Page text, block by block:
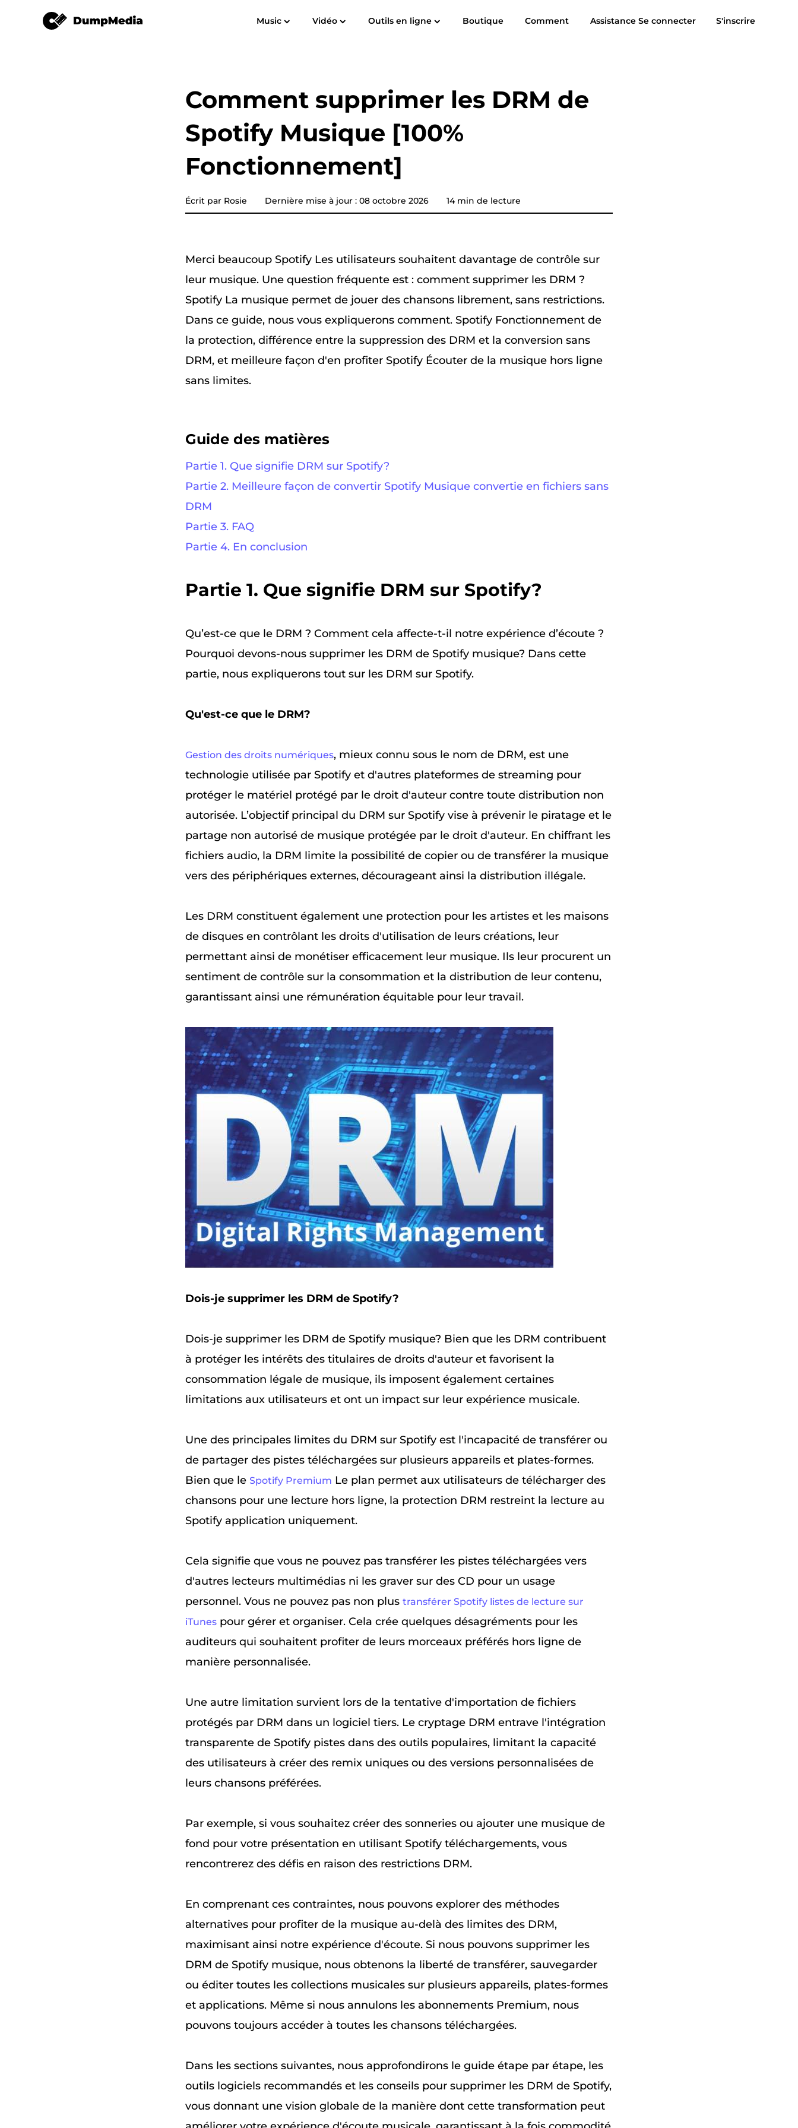
Music
Apple Music Converter
Convertisseur de musique
YouTube
Amazon Music Converter Convertisseur audible
Convertisseur de musique
Pandora
Convertisseur de musique en
ligne
Convertisseur de musique
SoundCloud
Vidéo Outils en ligne Boutique Comment Assistance Se connecter S'inscrire
Spotify Music Converter Guide de l'utilisateur FAQAvis Téléchargement gratuit Acheter
Comment supprimer les DRM de
Spotify Musique [100%
Fonctionnement]
Écrit par Rosie Dernière mise à jour : 08 octobre 2026 14 min de lecture
Merci beaucoup Spotify Les utilisateurs souhaitent davantage de contrôle sur
leur musique. Une question fréquente est : comment supprimer les DRM ?
Spotify La musique permet de jouer des chansons librement, sans restrictions.
Dans ce guide, nous vous expliquerons comment. Spotify Fonctionnement de
la protection, différence entre la suppression des DRM et la conversion sans
DRM, et meilleure façon d'en profiter Spotify Écouter de la musique hors ligne
sans limites.
Guide des matières
Partie 1. Que signifie DRM sur Spotify?
Partie 2. Meilleure façon de convertir Spotify Musique convertie en fichiers sans
DRM
Partie 3. FAQ
Partie 4. En conclusion
Partie 1. Que signifie DRM sur Spotify?
Qu’est-ce que le DRM ? Comment cela affecte-t-il notre expérience d’écoute ?
Pourquoi devons-nous supprimer les DRM de Spotify musique? Dans cette
partie, nous expliquerons tout sur les DRM sur Spotify.
Qu'est-ce que le DRM?
Gestion des droits numériques, mieux connu sous le nom de DRM, est une
technologie utilisée par Spotify et d'autres plateformes de streaming pour
protéger le matériel protégé par le droit d'auteur contre toute distribution non
autorisée. L’objectif principal du DRM sur Spotify vise à prévenir le piratage et le
partage non autorisé de musique protégée par le droit d'auteur. En chiffrant les
fichiers audio, la DRM limite la possibilité de copier ou de transférer la musique
vers des périphériques externes, décourageant ainsi la distribution illégale.
Les DRM constituent également une protection pour les artistes et les maisons
de disques en contrôlant les droits d'utilisation de leurs créations, leur
permettant ainsi de monétiser efficacement leur musique. Ils leur procurent un
sentiment de contrôle sur la consommation et la distribution de leur contenu,
garantissant ainsi une rémunération équitable pour leur travail.
Dois-je supprimer les DRM de Spotify?
Dois-je supprimer les DRM de Spotify musique? Bien que les DRM contribuent
à protéger les intérêts des titulaires de droits d'auteur et favorisent la
consommation légale de musique, ils imposent également certaines
limitations aux utilisateurs et ont un impact sur leur expérience musicale.
Une des principales limites du DRM sur Spotify est l'incapacité de transférer ou
de partager des pistes téléchargées sur plusieurs appareils et plates-formes.
Bien que le Spotify Premium Le plan permet aux utilisateurs de télécharger des
chansons pour une lecture hors ligne, la protection DRM restreint la lecture au
Spotify application uniquement.
Cela signifie que vous ne pouvez pas transférer les pistes téléchargées vers
d'autres lecteurs multimédias ni les graver sur des CD pour un usage
personnel. Vous ne pouvez pas non plus transférer Spotify listes de lecture sur
iTunes pour gérer et organiser. Cela crée quelques désagréments pour les
auditeurs qui souhaitent profiter de leurs morceaux préférés hors ligne de
manière personnalisée.
Une autre limitation survient lors de la tentative d'importation de fichiers
protégés par DRM dans un logiciel tiers. Le cryptage DRM entrave l'intégration
transparente de Spotify pistes dans des outils populaires, limitant la capacité
des utilisateurs à créer des remix uniques ou des versions personnalisées de
leurs chansons préférées.
Par exemple, si vous souhaitez créer des sonneries ou ajouter une musique de
fond pour votre présentation en utilisant Spotify téléchargements, vous
rencontrerez des défis en raison des restrictions DRM.
En comprenant ces contraintes, nous pouvons explorer des méthodes
alternatives pour profiter de la musique au-delà des limites des DRM,
maximisant ainsi notre expérience d'écoute. Si nous pouvons supprimer les
DRM de Spotify musique, nous obtenons la liberté de transférer, sauvegarder
ou éditer toutes les collections musicales sur plusieurs appareils, plates-formes
et applications. Même si nous annulons les abonnements Premium, nous
pouvons toujours accéder à toutes les chansons téléchargées.
Dans les sections suivantes, nous approfondirons le guide étape par étape, les
outils logiciels recommandés et les conseils pour supprimer les DRM de Spotify,
vous donnant une vision globale de la manière dont cette transformation peut